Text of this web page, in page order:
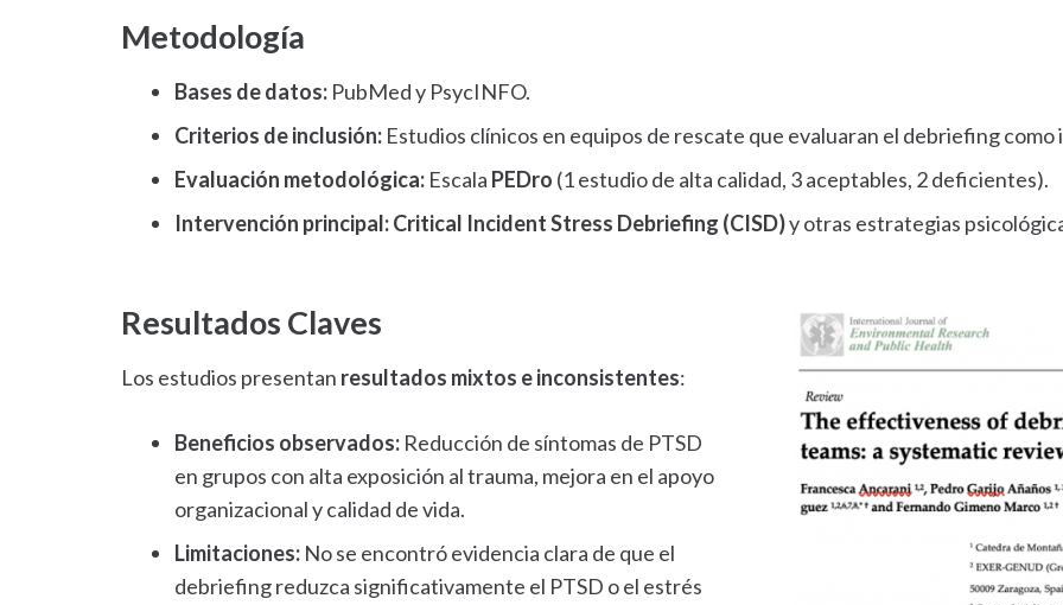
Metodología
Bases de datos: PubMed y PsycINFO.
Criterios de inclusión: Estudios clínicos en equipos de rescate que evaluaran el debriefing
Evaluación metodológica: Escala PEDro (1 estudio de alta calidad, 3 aceptables, 2 deficientes).
Intervención principal:Critical Incident Stress Debriefing (CISD)y otras estrategias
Resultados Claves
Los estudios presentan resultados mixtos e inconsistentes:
Beneficios observados: Reducción de síntomas de PTSD
en grupos con alta exposición al trauma, mejora en el apoyo
organizacional y calidad de vida.
Limitaciones: No se encontró evidencia clara de que el
debriefing reduzca significativamente el PTSD o el estrés